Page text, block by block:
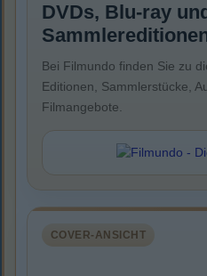
DVDs, Blu-ray und
Bei Filmundo finden Sie zu
Editionen, Sammlerstücke,
Filmangebote.
COVER-ANSICHT